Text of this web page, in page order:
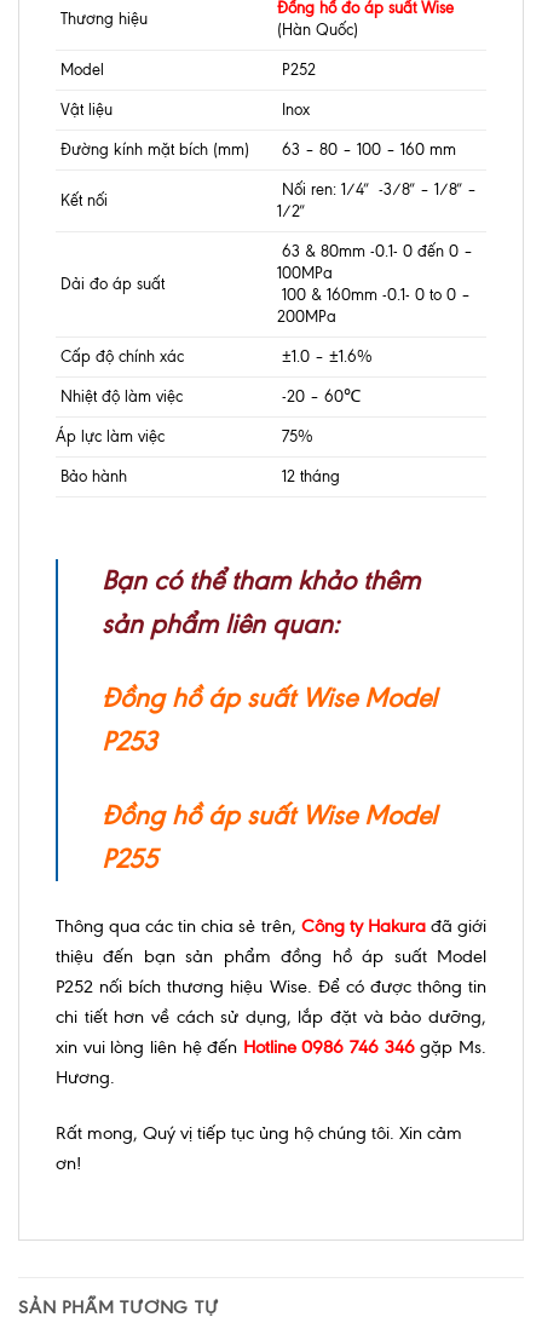
Thương hiệu
Đồng hồ đo áp suất Wise
(Hàn Quốc)
Model
P252
Vật liệu
Inox
Đường kính mặt bích (mm)
63 – 80 – 100 – 160 mm
Kết nối
Nối ren: 1/4″ -3/8″ – 1/8″ –
1/2″
Dải đo áp suất
63 & 80mm -0.1- 0 đến 0 –
100MPa
100 & 160mm -0.1- 0 to 0 –
200MPa
Cấp độ chính xác
±1.0 – ±1.6%
Nhiệt độ làm việc
-20 – 60℃
Áp lực làm việc
75%
Bảo hành
12 tháng
Bạn có thể tham khảo thêm
sản phẩm liên quan:
Đồng hồ áp suất Wise Model
P253
Đồng hồ áp suất Wise Model
P255
Thông qua các tin chia sẻ trên, Công ty Hakurađã giới
thiệu đến bạn sản phẩm đồng hồ áp suất Model
P252 nối bích thương hiệu Wise. Để có được thông tin
chi tiết hơn về cách sử dụng, lắp đặt và bảo dưỡng,
xin vui lòng liên hệ đến Hotline 0986 746 346 gặp Ms.
Hương.
Rất mong, Quý vị tiếp tục ủng hộ chúng tôi. Xin cảm
ơn!
SẢN PHẨM TƯƠNG TỰ